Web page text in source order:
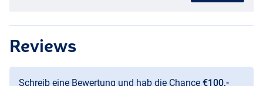
Reviews
Schreib eine Bewertung und hab die Chance €100,-